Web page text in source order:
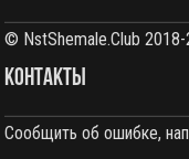
© NstShemale.Club
КОНТАКТЫ
Сообщить об ошибке,